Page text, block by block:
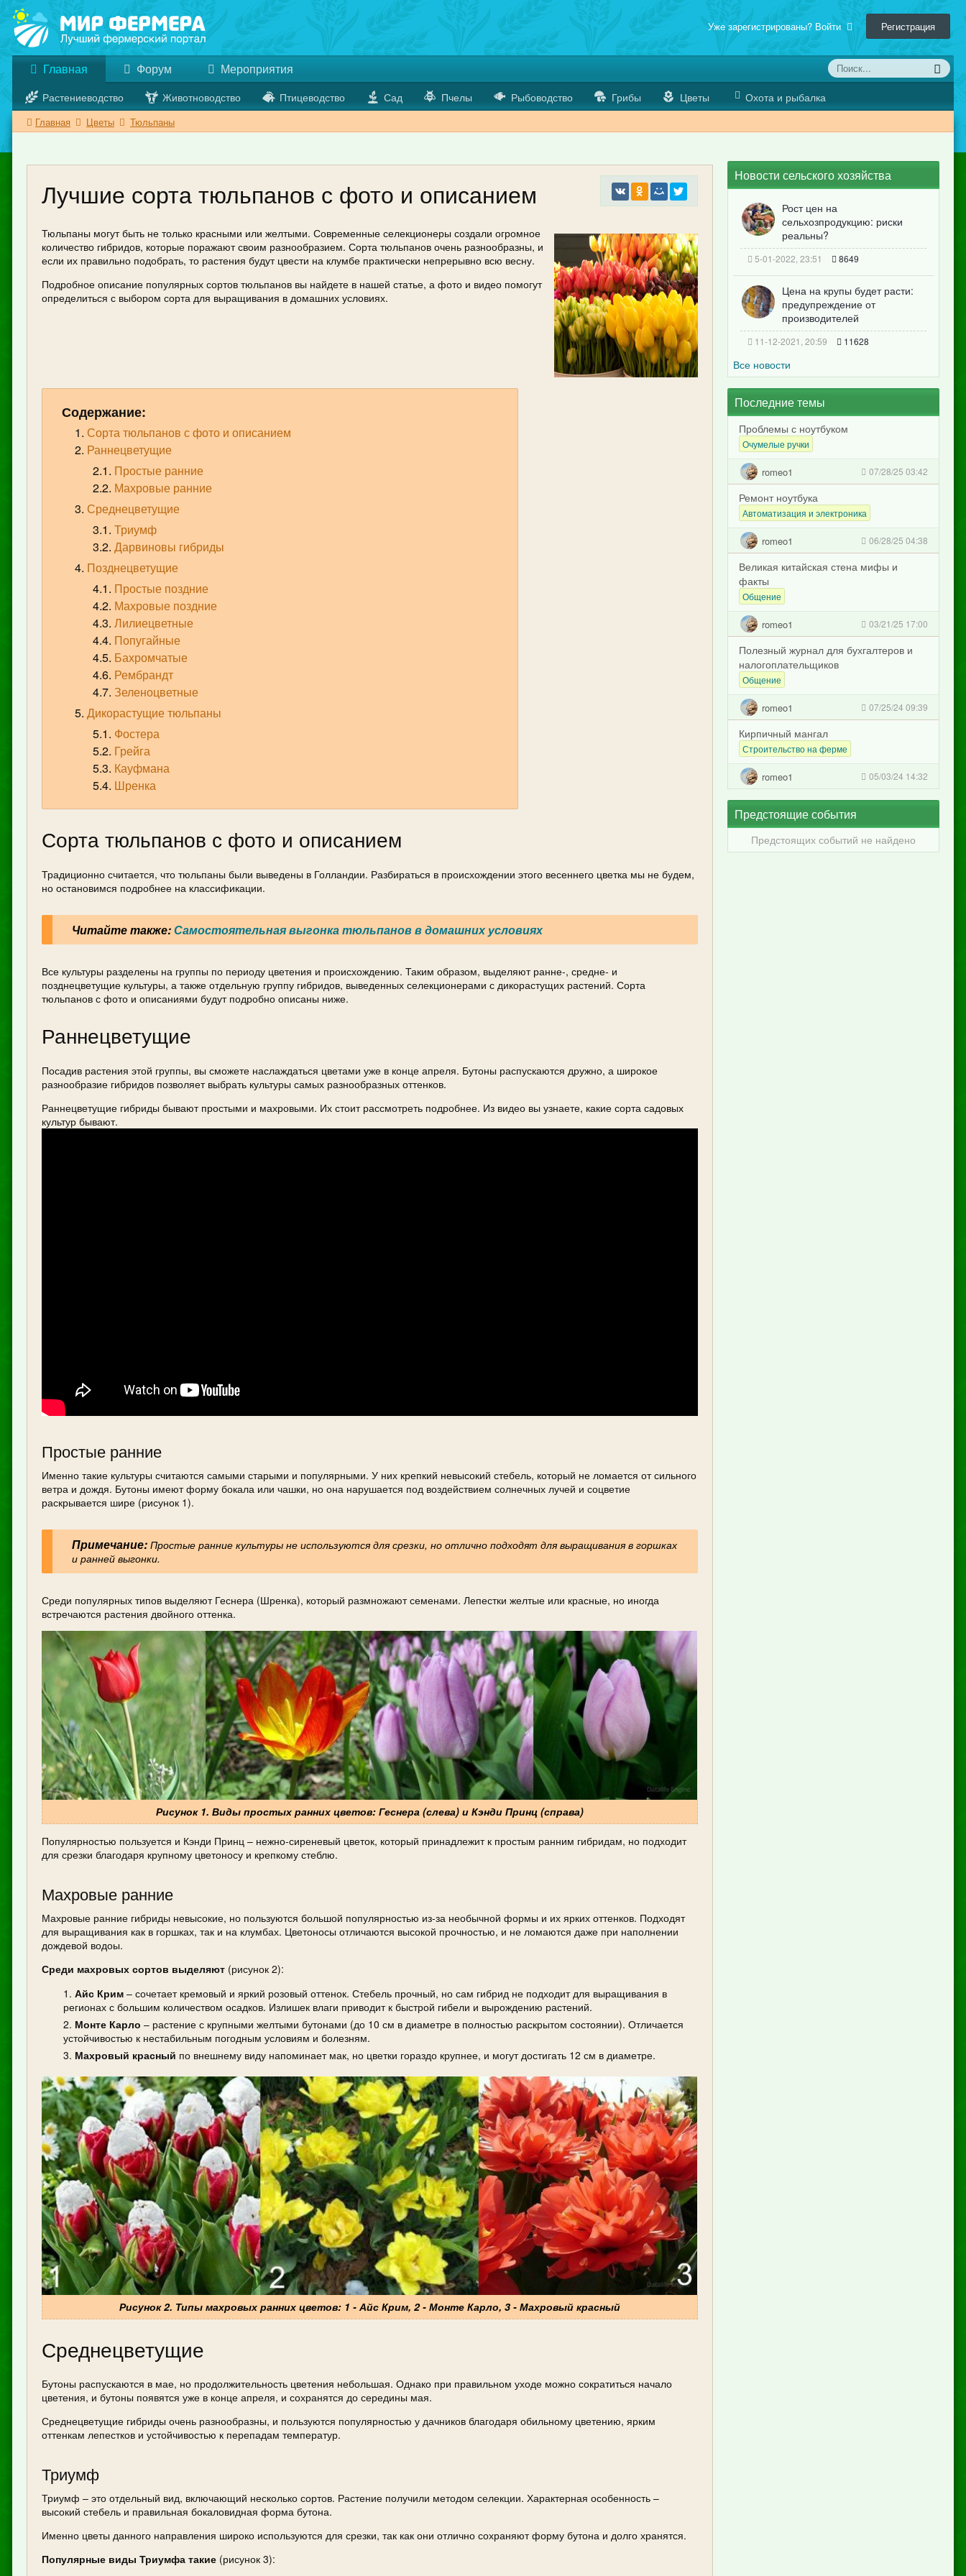
Уже зарегистрированы? Войти Регистрация
Главная
Растениеводство Животноводство Птицеводство Сад Пчелы Рыбоводство Грибы Цветы Охота и рыбалка
Форум Мероприятия
Главная Цветы Тюльпаны
Лучшие сорта тюльпанов с фото и описанием
Тюльпаны могут быть не только красными или желтыми. Современные селекционеры создали огромное
количество гибридов, которые поражают своим разнообразием. Сорта тюльпанов очень разнообразны, и
если их правильно подобрать, то растения будут цвести на клумбе практически непрерывно всю весну.
Подробное описание популярных сортов тюльпанов вы найдете в нашей статье, а фото и видео помогут
определиться с выбором сорта для выращивания в домашних условиях.
Содержание:
Сорта тюльпанов с фото и описанием
Раннецветущие
Простые ранние
Махровые ранние
Среднецветущие
Триумф
Дарвиновы гибриды
Позднецветущие
Простые поздние
Махровые поздние
Лилиецветные
Попугайные
Бахромчатые
Рембрандт
Зеленоцветные
Дикорастущие тюльпаны
Фостера
Грейга
Кауфмана
Шренка
Сорта тюльпанов с фото и описанием
Традиционно считается, что тюльпаны были выведены в Голландии. Разбираться в происхождении этого весеннего цветка мы не будем,
но остановимся подробнее на классификации.
Читайте также:Самостоятельная выгонка тюльпанов в домашних условиях
Все культуры разделены на группы по периоду цветения и происхождению. Таким образом, выделяют ранне-, средне- и
позднецветущие культуры, а также отдельную группу гибридов, выведенных селекционерами с дикорастущих растений. Сорта
тюльпанов с фото и описаниями будут подробно описаны ниже.
Раннецветущие
Посадив растения этой группы, вы сможете наслаждаться цветами уже в конце апреля. Бутоны распускаются дружно, а широкое
разнообразие гибридов позволяет выбрать культуры самых разнообразных оттенков.
Раннецветущие гибриды бывают простыми и махровыми. Их стоит рассмотреть подробнее. Из видео вы узнаете, какие сорта садовых
культур бывают.
Простые ранние
Именно такие культуры считаются самыми старыми и популярными. У них крепкий невысокий стебель, который не ломается от сильного
ветра и дождя. Бутоны имеют форму бокала или чашки, но она нарушается под воздействием солнечных лучей и соцветие
раскрывается шире (рисунок 1).
Примечание: Простые ранние культуры не используются для срезки, но отлично подходят для выращивания в горшках
и ранней выгонки.
Среди популярных типов выделяют Геснера (Шренка), который размножают семенами. Лепестки желтые или красные, но иногда
встречаются растения двойного оттенка.
Рисунок 1. Виды простых ранних цветов: Геснера (слева) и Кэнди Принц (справа)
Популярностью пользуется и Кэнди Принц – нежно-сиреневый цветок, который принадлежит к простым ранним гибридам, но подходит
для срезки благодаря крупному цветоносу и крепкому стеблю.
Махровые ранние
Махровые ранние гибриды невысокие, но пользуются большой популярностью из-за необычной формы и их ярких оттенков. Подходят
для выращивания как в горшках, так и на клумбах. Цветоносы отличаются высокой прочностью, и не ломаются даже при наполнении
дождевой водоы.
Среди махровых сортов выделяют (рисунок 2):
Айс Крим – сочетает кремовый и яркий розовый оттенок. Стебель прочный, но сам гибрид не подходит для выращивания в
регионах с большим количеством осадков. Излишек влаги приводит к быстрой гибели и вырождению растений.
Монте Карло – растение с крупными желтыми бутонами (до 10 см в диаметре в полностью раскрытом состоянии). Отличается
устойчивостью к нестабильным погодным условиям и болезням.
Махровый красный по внешнему виду напоминает мак, но цветки гораздо крупнее, и могут достигать 12 см в диаметре.
Рисунок 2. Типы махровых ранних цветов: 1 - Айс Крим, 2 - Монте Карло, 3 - Махровый красный
Среднецветущие
Бутоны распускаются в мае, но продолжительность цветения небольшая. Однако при правильном уходе можно сократиться начало
цветения, и бутоны появятся уже в конце апреля, и сохранятся до середины мая.
Среднецветущие гибриды очень разнообразны, и пользуются популярностью у дачников благодаря обильному цветению, ярким
оттенкам лепестков и устойчивостью к перепадам температур.
Триумф
Триумф – это отдельный вид, включающий несколько сортов. Растение получили методом селекции. Характерная особенность –
высокий стебель и правильная бокаловидная форма бутона.
Именно цветы данного направления широко используются для срезки, так как они отлично сохраняют форму бутона и долго хранятся.
Популярные виды Триумфа такие (рисунок 3):
Новости сельского хозяйства
Рост цен на
сельхозпродукцию: риски
реальны?
5-01-2022, 23:51 8649
Цена на крупы будет расти:
предупреждение от
производителей
11-12-2021, 20:59 11628
Все новости
Последние темы
Проблемы с ноутбуком
Очумелые ручки
romeo1 07/28/25 03:42
Ремонт ноутбука
Автоматизация и электроника
romeo1 06/28/25 04:38
Великая китайская стена мифы и
факты
Общение
romeo1 03/21/25 17:00
Полезный журнал для бухгалтеров и
налогоплательщиков
Общение
romeo1 07/25/24 09:39
Кирпичный мангал
Строительство на ферме
romeo1 05/03/24 14:32
Предстоящие события
Предстоящих событий не найдено